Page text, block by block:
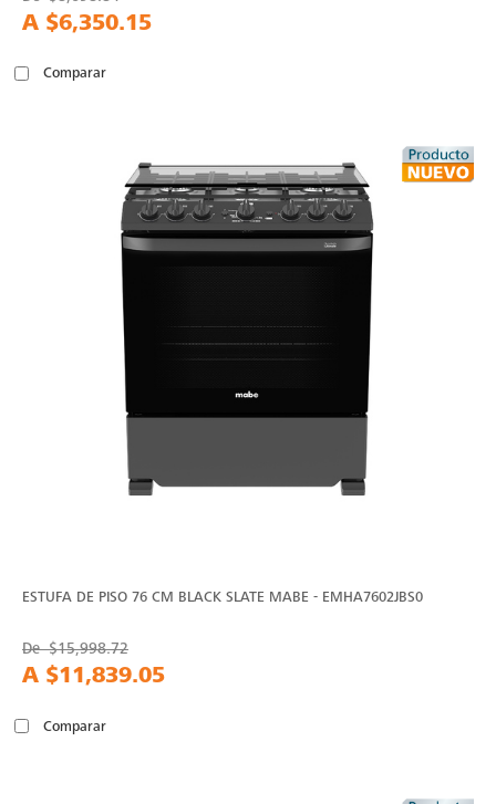
A $6,350.15
Comparar
ESTUFA DE PISO 76 CM BLACK SLATE MABE - EMHA7602JBS0
De$15,998.72
A $11,839.05
Comparar